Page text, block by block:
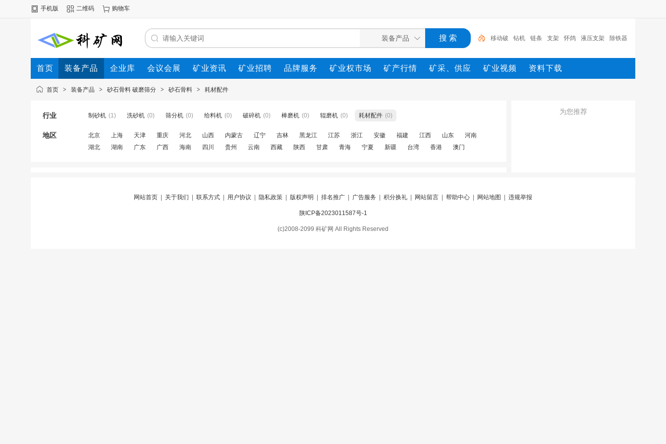
手机版 二维码 购物车
移动破 钻机 链条 支架 怀鸽 液压支架 除铁器
锚杆 电机 矿 移动破
首页 装备产品 企业库 会议会展 矿业资讯 矿业招聘 品牌服务 矿业权市场 矿产行情 矿采、供应 矿业视频 资料下载
首页 > 装备产品 > 砂石骨料 破磨筛分 > 砂石骨料 > 耗材配件
行业 制砂机 (1) 洗砂机 (0) 筛分机 (0) 给料机 (0) 破碎机 (0) 棒磨机 (0) 辊磨机 (0) 耗材配件 (0)
地区 北京 上海 天津 重庆 河北 山西 内蒙古 辽宁 吉林 黑龙江 江苏 浙江 安徽 福建 江西 山东
河南
湖北
湖南 广东 广西 海南 四川 贵州 云南 西藏 陕西 甘肃 青海 宁夏 新疆 台湾 香港 澳门
为您推荐
网站首页 关于我们 联系方式 用户协议 隐私政策 版权声明 排名推广 广告服务 积分换礼 网站留言 帮助中心 网站地图 违规举报
陕ICP备2023011587号-1
(c)2008-2099 科矿网 All Rights Reserved